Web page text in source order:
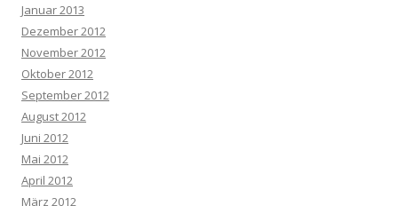
Januar 2013
Dezember 2012
November 2012
Oktober 2012
September 2012
August 2012
Juni 2012
Mai 2012
April 2012
März 2012